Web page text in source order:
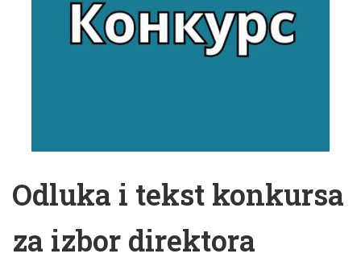
Odluka i tekst konkursa
za izbor direktora